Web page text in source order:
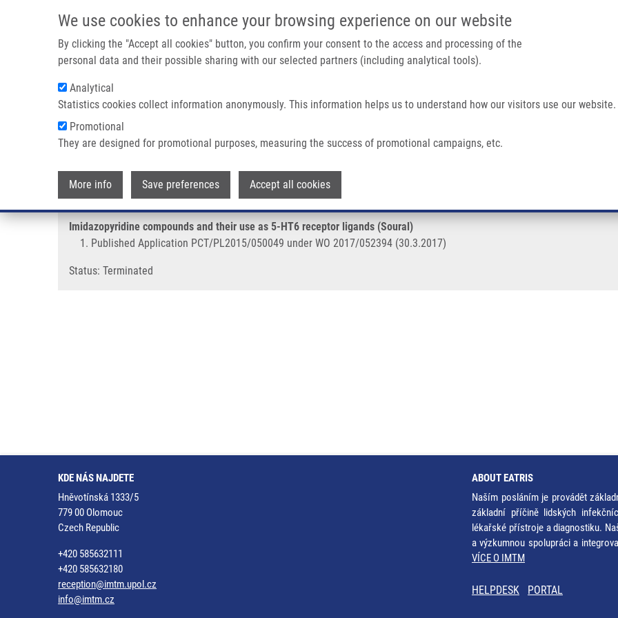
We use cookies to enhance your browsing experience on our website
By clicking the "Accept all cookies" button, you confirm your consent to the access and processing of the
personal data and their possible sharing with our selected partners (including analytical tools).
Analytical
Statistics cookies collect information anonymously. This information helps us to understand how our visitors use our website.
Promotional
They are designed for promotional purposes, measuring the success of promotional campaigns, etc.
More info Save preferences Accept all cookies
IMTM PORTÁL
Main navigation
Drobečková navigace
Domů Imidazopyridine Compounds And Their Use As 5-HT6 Receptor Ligands (Soural)
Imidazopyridine compounds and their use as 5-HT6 receptor ligands
Imidazopyridine compounds and their use as 5-HT6 receptor ligands (Soural)
Published Application PCT/PL2015/050049 under WO 2017/052394 (30.3.2017)
Status: Terminated
KDE NÁS NAJDETE
Hněvotínská 1333/5
779 00 Olomouc
Czech Republic
+420 585632111
+420 585632180
reception@imtm.upol.cz
info@imtm.cz
ABOUT EATRIS
Naším posláním je provádět
základní příčině lidských
lékařské přístroje a diagnostiku.
a výzkumnou spolupráci a
VÍCE O IMTM
HELPDESK PORTAL